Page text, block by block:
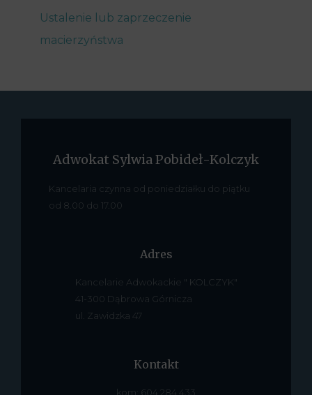
Ustalenie lub zaprzeczenie
macierzyństwa
Adwokat Sylwia Pobideł-Kolczyk
Kancelaria czynna od poniedziałku do piątku
od 8.00 do 17.00
Adres
Kancelarie Adwokackie " KOLCZYK"
41-300 Dąbrowa Górnicza
ul. Zawidzka 47
Kontakt
kom: 604 284 433